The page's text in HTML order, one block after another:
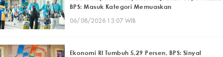
BPS: Masuk Kategori Memuaskan
06/08/2026 13:07 WIB
Ekonomi RI Tumbuh 5,29 Persen, BPS: Sinyal